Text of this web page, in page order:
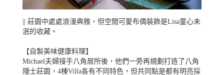
|| 莊園中處處浪漫典雅，但空間可愛布偶裝飾是Lisa童心未
泯的收藏。
【自製美味健康料理】
Michael夫婦接手八角居所後，他們一旁再規劃打造了八角
隱士莊園，4棟Villa各有不同特色，但共同點是都有明亮採